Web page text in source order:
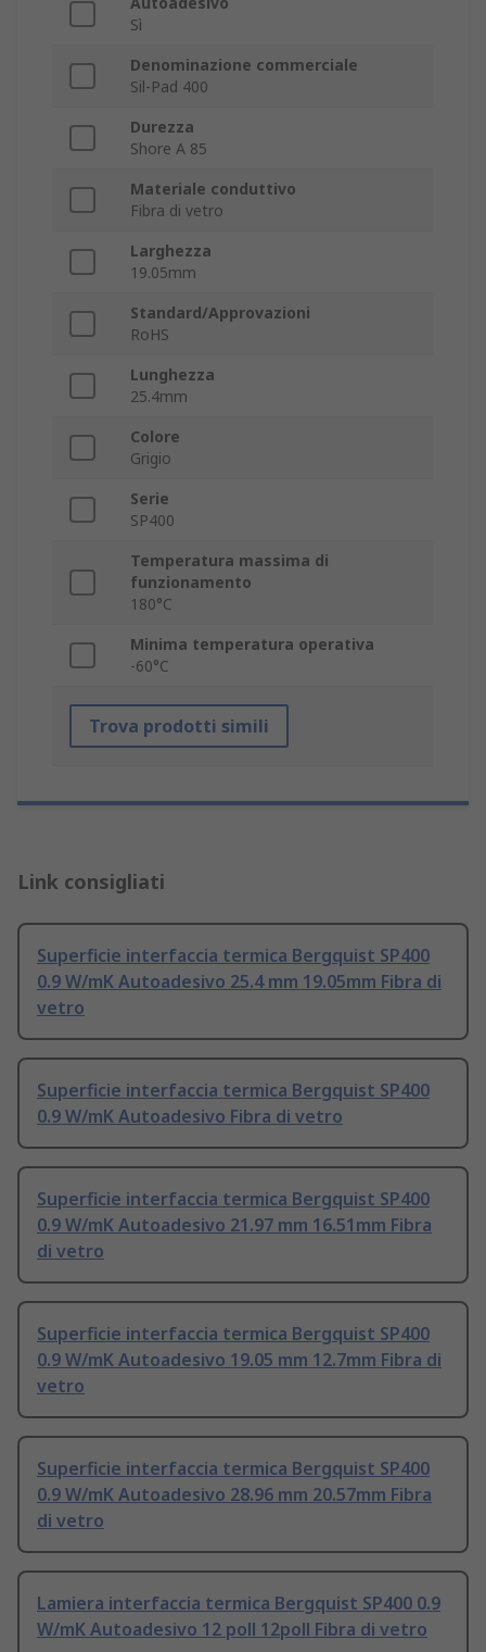
Sì
Denominazione commerciale
Sil-Pad 400
Durezza
Shore A 85
Materiale conduttivo
Fibra di vetro
Larghezza
19.05mm
Standard/Approvazioni
RoHS
Lunghezza
25.4mm
Colore
Grigio
Serie
SP400
Temperatura massima di
funzionamento
180°C
Minima temperatura operativa
-60°C
Trova prodotti simili
Link consigliati
Superficie interfaccia termica Bergquist SP400
0.9 W/mK Autoadesivo 25.4 mm 19.05mm Fibra di
vetro
Superficie interfaccia termica Bergquist SP400
0.9 W/mK Autoadesivo Fibra di vetro
Superficie interfaccia termica Bergquist SP400
0.9 W/mK Autoadesivo 21.97 mm 16.51mm Fibra
di vetro
Superficie interfaccia termica Bergquist SP400
0.9 W/mK Autoadesivo 19.05 mm 12.7mm Fibra di
vetro
Superficie interfaccia termica Bergquist SP400
0.9 W/mK Autoadesivo 28.96 mm 20.57mm Fibra
di vetro
Lamiera interfaccia termica Bergquist SP400 0.9
W/mK Autoadesivo 12 poll 12poll Fibra di vetro